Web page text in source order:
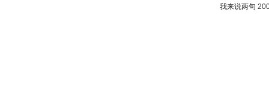
我来说两句